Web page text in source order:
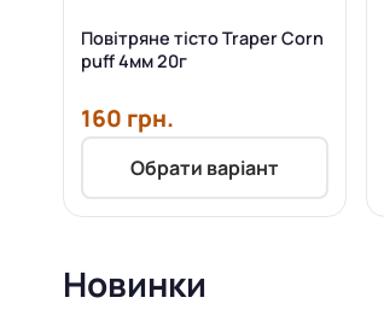
Повітряне тісто Traper Corn
puff 4мм 20г
160 грн.
Обрати варіант
Новинки